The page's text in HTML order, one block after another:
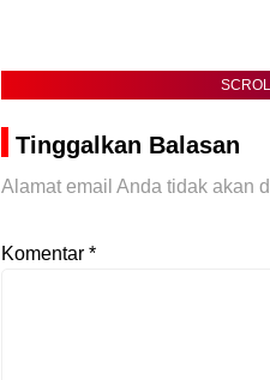
Tinggalkan Balasan
Alamat email Anda tidak akan
Komentar *